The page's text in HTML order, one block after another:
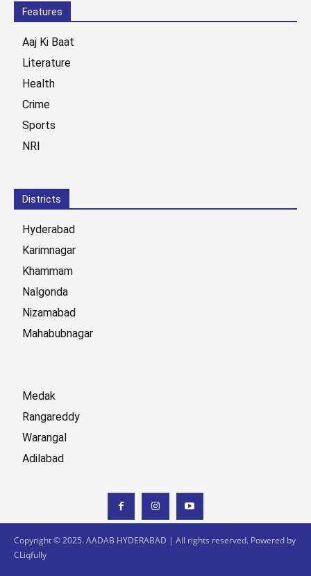
Features
Aaj Ki Baat
Literature
Health
Crime
Sports
NRI
Districts
Hyderabad
Karimnagar
Khammam
Nalgonda
Nizamabad
Mahabubnagar
Medak
Rangareddy
Warangal
Adilabad
Copyright © 2025. AADAB HYDERABAD | All rights reserved. Powered by
CLiqfully